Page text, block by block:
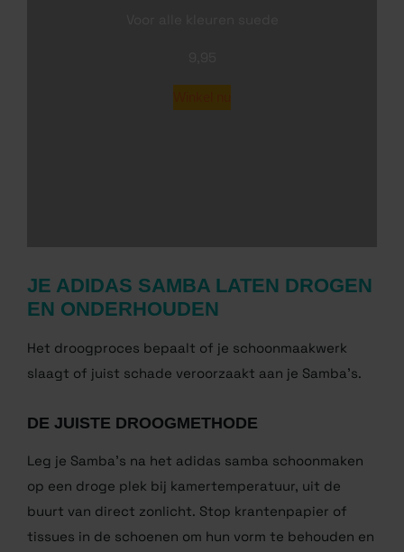
JE ADIDAS SAMBA LATEN
DROGEN EN ONDERHOUDEN
Het droogproces bepaalt of je schoonmaakwerk
DE JUISTE DROOGMETHODE
Leg je Samba’s na het adidas samba schoonmaken